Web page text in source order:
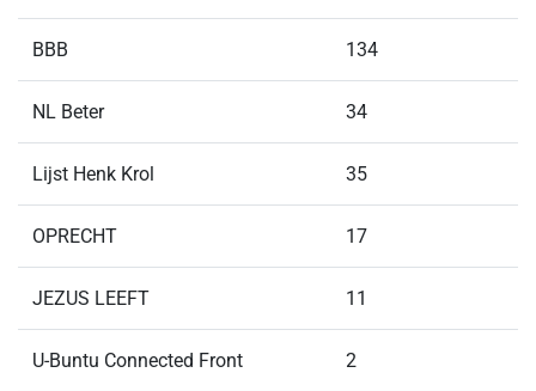
BBB 134
NL Beter 34
Lijst Henk Krol 35
OPRECHT 17
JEZUS LEEFT 11
U-Buntu Connected Front 2